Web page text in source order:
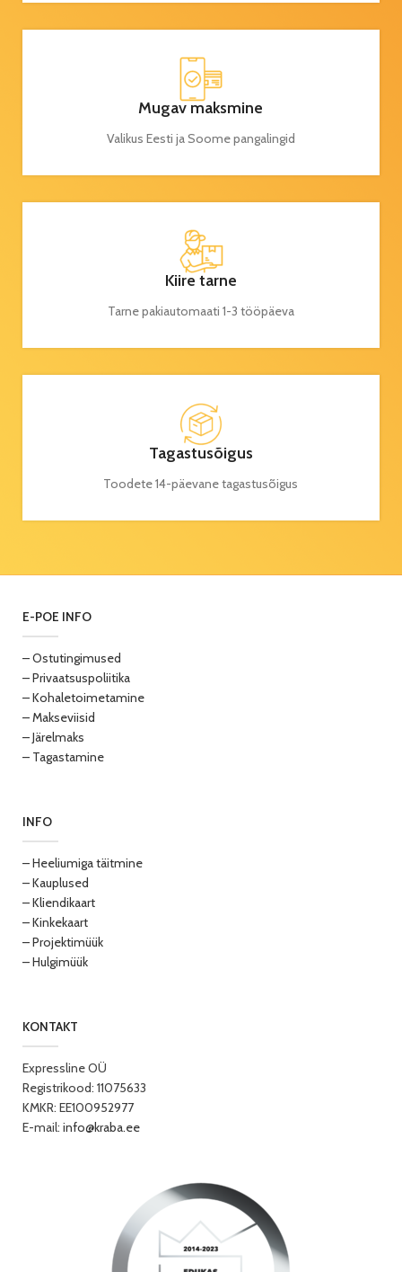
Mugav maksmine
Valikus Eesti ja Soome pangalingid
Kiire tarne
Tarne pakiautomaati 1-3 tööpäeva
Tagastusõigus
Toodete 14-päevane tagastusõigus
E-POE INFO
– Ostutingimused
– Privaatsuspoliitika
– Kohaletoimetamine
– Makseviisid
– Järelmaks
– Tagastamine
INFO
– Heeliumiga täitmine
– Kauplused
– Kliendikaart
– Kinkekaart
– Projektimüük
– Hulgimüük
KONTAKT
Expressline OÜ
Registrikood: 11075633
KMKR: EE100952977
E-mail: info@kraba.ee